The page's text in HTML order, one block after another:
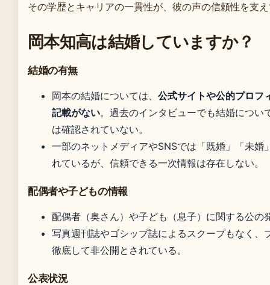
その学歴とキャリアの一貫性が、彼の声の信頼性を支
岡本知高は結婚していますか？
結婚の有無
岡本の結婚については、 公式サイトや公的プロフ
記載がない。過去のインタビューでも結婚につい
は確認されていない。
一部のネットメディアやSNSでは「既婚」「未婚
れているが、信頼できる一次情報は存在しない。
配偶者や子どもの情報
配偶者（奥さん）や子ども（息子）に関する公の
写真週刊誌やゴシップ誌によるスクープもなく、
徹底して非公開とされている。
公表状況